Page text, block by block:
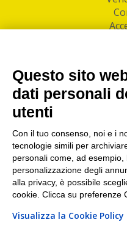
I nostri punti di ritiro
Torino|Milano|Roma
Questo sito
dati personali
utenti
Con il tuo consenso, noi e i
tecnologie simili per
personali come, ad
personalizzazione degli
alla privacy, è possibile
cookie. Clicca su preferenze
Visualizza la Cookie